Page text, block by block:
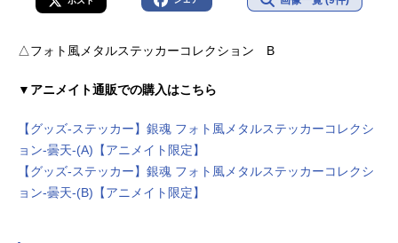
△フォト風メタルステッカーコレクション B
▼アニメイト通販での購入はこちら
【グッズ-ステッカー】銀魂 フォト風メタルステッカーコレクシ
ョン-曇天-(A)【アニメイト限定】
【グッズ-ステッカー】銀魂 フォト風メタルステッカーコレクシ
ョン-曇天-(B)【アニメイト限定】